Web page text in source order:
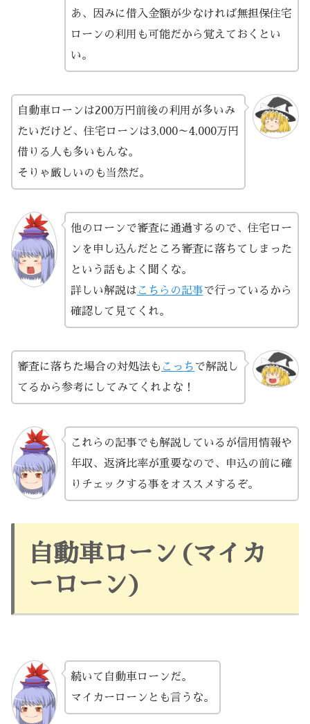
あ、因みに借入金額が少なければ無担保住宅
ローンの利用も可能だから覚えておくとい
い。
自動車ローンは200万円前後の利用が多いみ
たいだけど、住宅ローンは3,000～4,000万円
借りる人も多いもんな。
そりゃ厳しいのも当然だ。
他のローンで審査に通過するので、住宅ロー
ンを申し込んだところ審査に落ちてしまった
という話もよく聞くな。
詳しい解説は こちらの記事で行っているから
確認して見てくれ。
審査に落ちた場合の対処法も こっちで解説し
てるから参考にしてみてくれよな！
これらの記事でも解説しているが信用情報や
年収、返済比率が重要なので、申込の前に確
りチェックする事をオススメするぞ。
自動車ローン(マイカ
ーローン)
続いて自動車ローンだ。
マイカーローンとも言うな。